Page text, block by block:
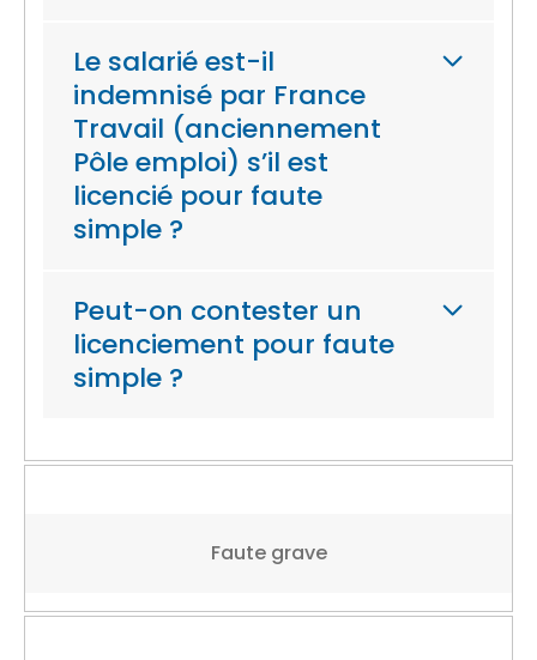
Le salarié est-il
indemnisé par France
Travail (anciennement
Pôle emploi) s’il est
licencié pour faute
simple ?
Peut-on contester un
licenciement pour faute
simple ?
Faute grave